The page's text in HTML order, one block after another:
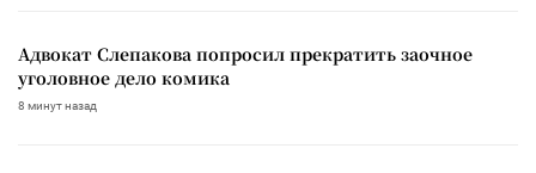
Адвокат Слепакова попросил прекратить заочное
уголовное дело комика
8 минут назад